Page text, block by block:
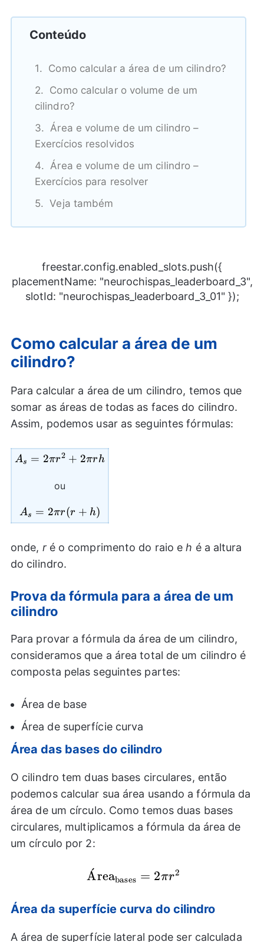
Conteúdo
Como calcular a área de um cilindro?
Como calcular o volume de um
cilindro?
Área e volume de um cilindro –
Exercícios resolvidos
Área e volume de um cilindro –
Exercícios para resolver
Veja também
freestar.config.enabled_slots.push({
placementName: "neurochispas_leaderboard_3",
slotId: "neurochispas_leaderboard_3_01" });
Como calcular a área de um
cilindro?
Para calcular a área de um cilindro, temos que
somar as áreas de todas as faces do cilindro.
Assim, podemos usar as seguintes fórmulas:
A_{s}=2\pi
r h
As = 2πr2 + 2πrh
ou
A_{s}=2\pi
r(r+h)
As = 2πr(r + h)
onde, ré o comprimento do raio eh é a altura
do cilindro.
Prova da fórmula para a área de um
cilindro
Para provar a fórmula da área de um cilindro,
consideramos que a área total de um cilindro é
composta pelas seguintes partes:
Área de base
Área de superfície curva
Área das bases do cilindro
O cilindro tem duas bases circulares, então
podemos calcular sua área usando a fórmula da
área de um círculo. Como temos duas bases
circulares, multiplicamos a fórmula da área de
um círculo por 2:
A
ˊreabases = 2πr2
Área da superfície curva do cilindro
A área de superfície lateral pode ser calculada